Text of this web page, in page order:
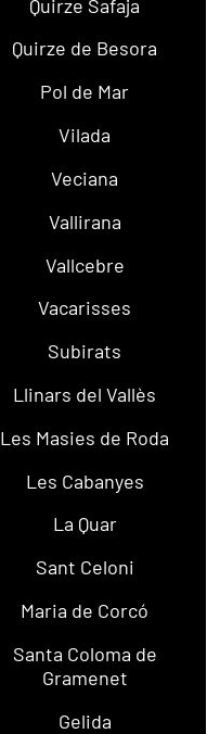
Quirze Safaja
Quirze de Besora
Pol de Mar
Vilada
Veciana
Vallirana
Vallcebre
Vacarisses
Subirats
Llinars del Vallès
Les Masies de Roda
Les Cabanyes
La Quar
Sant Celoni
Maria de Corcó
Santa Coloma de
Gramenet
Gelida